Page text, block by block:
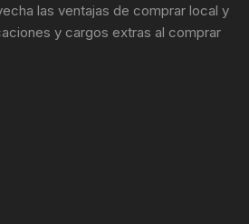
las ventajas de comprar local y
y cargos extras al comprar